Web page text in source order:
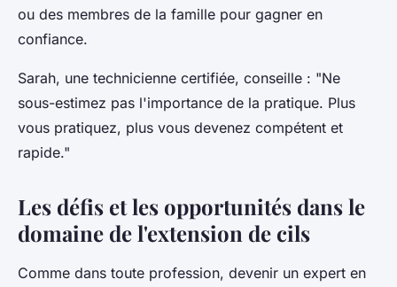
ou des membres de la famille pour gagner en
confiance.
Sarah, une technicienne certifiée, conseille : "Ne
sous-estimez pas l'importance de la pratique. Plus
vous pratiquez, plus vous devenez compétent et
rapide."
Les défis et les opportunités dans le
domaine de l'extension de cils
Comme dans toute profession, devenir un expert en